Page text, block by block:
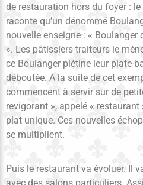
de restauration hors du foyer :
raconte qu’un dénommé
nouvelle enseigne : «
». Les pâtissiers-traiteurs le
ce Boulanger piétine leur plate-
déboutée. A la suite de cet
commencent à servir sur de
revigorant », appelé «
plat unique. Ces nouvelles
se multiplient.
Puis le restaurant va évoluer. Il